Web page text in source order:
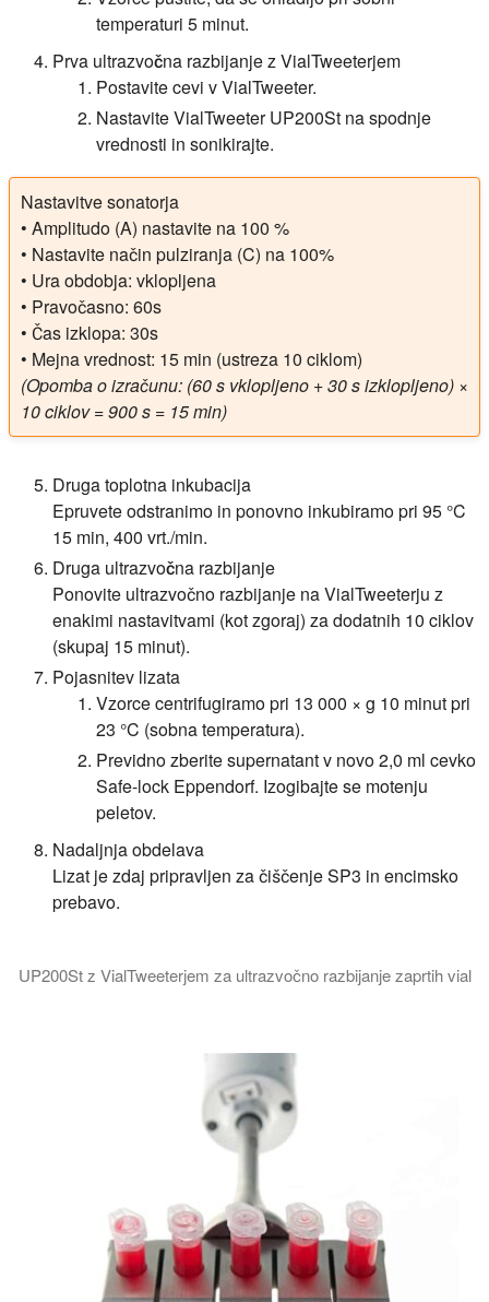
temperaturi 5 minut.
Prva ultrazvočna razbijanje z VialTweeterjem
Postavite cevi v VialTweeter.
Nastavite VialTweeter UP200St na spodnje
vrednosti in sonikirajte.
Nastavitve sonatorja
• Amplitudo (A) nastavite na 100 %
• Nastavite način pulziranja (C) na 100%
• Ura obdobja: vklopljena
• Pravočasno: 60s
• Čas izklopa: 30s
• Mejna vrednost: 15 min (ustreza 10 ciklom)
(Opomba o izračunu: (60 s vklopljeno + 30 s izklopljeno) ×
10 ciklov = 900 s = 15 min)
Druga toplotna inkubacija
Epruvete odstranimo in ponovno inkubiramo pri 95 °C
15 min, 400 vrt./min.
Druga ultrazvočna razbijanje
Ponovite ultrazvočno razbijanje na VialTweeterju z
enakimi nastavitvami (kot zgoraj) za dodatnih 10 ciklov
(skupaj 15 minut).
Pojasnitev lizata
Vzorce centrifugiramo pri 13 000 × g 10 minut pri
23 °C (sobna temperatura).
Previdno zberite supernatant v novo 2,0 ml cevko
Safe-lock Eppendorf. Izogibajte se motenju
peletov.
Nadaljnja obdelava
Lizat je zdaj pripravljen za čiščenje SP3 in encimsko
prebavo.
UP200St z VialTweeterjem za ultrazvočno razbijanje zaprtih vial